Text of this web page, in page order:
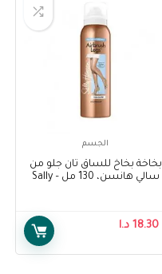
الجسم
بخاخة بخاخ للساق تان جلو من
سالي هانسن، 130 مل – Sally
18.30 د.ا